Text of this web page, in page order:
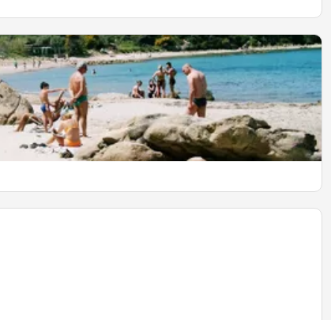
MEHR ERFAHREN